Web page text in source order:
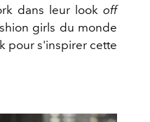
dans leur lookoff
girls du monde
pour s'inspirer cette